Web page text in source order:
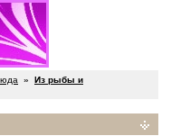
»
Из рыбы и